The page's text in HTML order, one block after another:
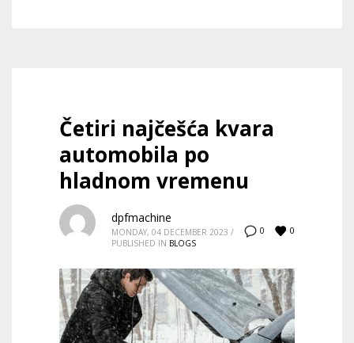
Četiri najčešća kvara
automobila po
hladnom vremenu
0 0
dpfmachine
MONDAY, 04 DECEMBER 2023 /
PUBLISHED IN BLOGS